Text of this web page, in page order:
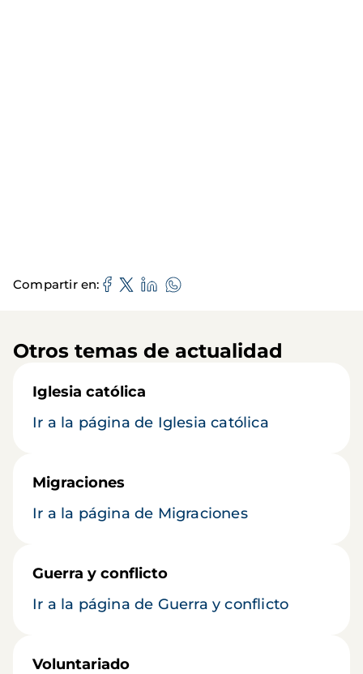
Compartir en
Otros temas de actualidad
Iglesia católica
Ir a la página de Iglesia católica
Migraciones
Ir a la página de Migraciones
Guerra y conflicto
Ir a la página de Guerra y conflicto
Voluntariado